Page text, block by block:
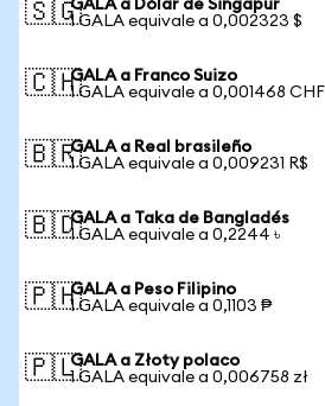
🇸🇬GALA a Dólar de Singapur
1 GALA equivale a 0,002323 $
🇨🇭GALA a Franco Suizo
1 GALA equivale a 0,001468 CHF
🇧🇷GALA a Real brasileño
1 GALA equivale a 0,009231 R$
🇧🇩GALA a Taka de Bangladés
1 GALA equivale a 0,2244 ৳
🇵🇭GALA a Peso Filipino
1 GALA equivale a 0,1103 ₱
🇵🇱GALA a Złoty polaco
1 GALA equivale a 0,006758 zł